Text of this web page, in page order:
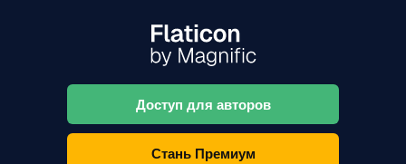
Доступ для авторов
Стань Премиум